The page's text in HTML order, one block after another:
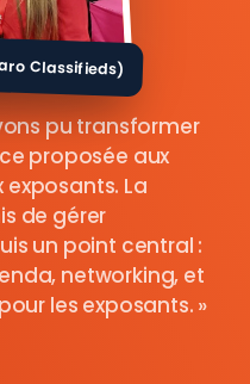
Classifieds)
pu transformer
proposée aux
La
de gérer
un point central :
networking, et
les exposants.